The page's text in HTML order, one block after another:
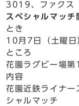
3019、ファク
スペシャルマッチ
とき
10月7日（土曜
ところ
花園ラグビー場第
内容
花園近鉄ライナー
シャルマッチ